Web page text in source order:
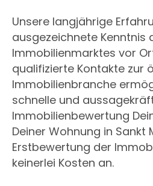
Unsere langjährige
ausgezeichnete Kenntnis
Immobilienmarktes vor
qualifizierte Kontakte zur
Immobilienbranche
schnelle und
Immobilienbewertung
Deiner Wohnung in Sankt
Erstbewertung der
keinerlei Kosten an.